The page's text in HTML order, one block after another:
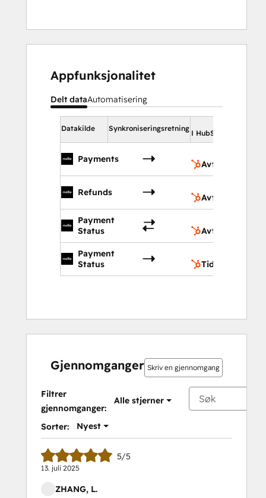
Appfunksjonalitet
Delt dataAutomatisering
Datakilde Synkroniseringsretning
I HubSpot
Payments
Avtaler
Refunds
Avtaler
Payment
Status
Avtaler
Payment
Status
Tidslinje
Gjennomganger Skriv en gjennomgang
Filtrer
gjennomganger:
Alle stjerner
Sorter: Nyest
5/5
13. juli 2025
ZHANG, L.